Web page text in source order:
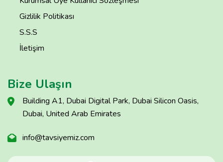
Gizlilik Politikası
S.S.S
İletişim
Bize Ulaşın
Building A1, Dubai Digital Park, Dubai Silicon Oasis,
Dubai, United Arab Emirates
info@tavsiyemiz.com